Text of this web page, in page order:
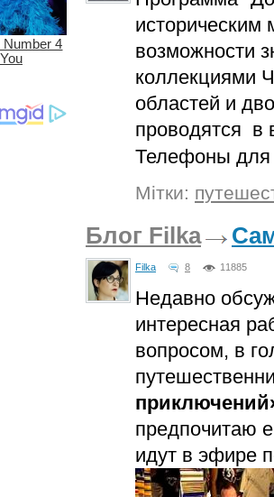
историческим
возможности
коллекциями
областей и
проводятся в
Телефоны для
Мітки:
Блог Filka
Filka 8 11885
Недавно
интересная
вопросом, в
предпочитаю
идут в эфире